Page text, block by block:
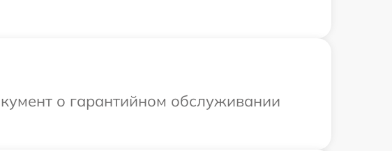
о гарантийном обслуживании